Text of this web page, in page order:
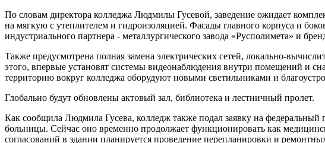
По словам директора колледжа Людмилы Гусевой, заведение ожидает
на мягкую с утеплителем и гидроизоляцией. Фасады главного корпуса и
индустриального партнера - металлургического завода «Русполимета» и
Также предусмотрена полная замена электрических сетей, локально-
этого, впервые установят системы видеонаблюдения внутри помещений и
территорию вокруг колледжа оборудуют новыми светильниками и
Глобально будут обновлены актовый зал, библиотека и лестничный пролет.
Как сообщила Людмила Гусева, колледж также подал заявку на
больницы. Сейчас оно временно продолжает функционировать как
согласований в здании планируется проведение перепланировки и